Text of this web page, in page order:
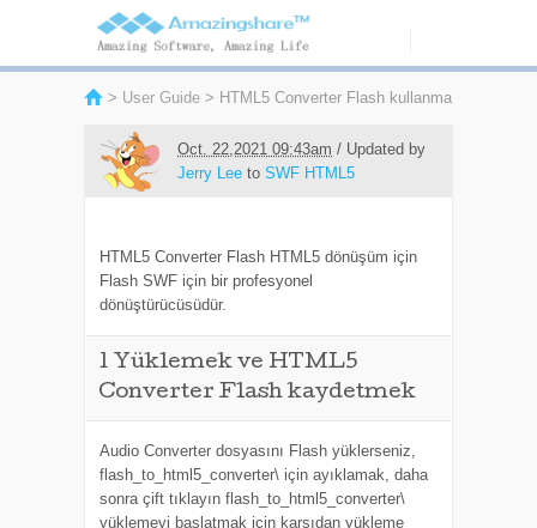
> User Guide > HTML5 Converter Flash kullanma
Oct. 22,2021 09:43am / Updated by
Jerry Lee toSWF HTML5
HTML5 Converter Flash HTML5 dönüşüm için
Flash SWF için bir profesyonel
dönüştürücüsüdür.
1 Yüklemek ve HTML5
Converter Flash kaydetmek
Audio Converter dosyasını Flash yüklerseniz,
flash_to_html5_converter\ için ayıklamak, daha
sonra çift tıklayın flash_to_html5_converter\
yüklemeyi başlatmak için karşıdan yükleme